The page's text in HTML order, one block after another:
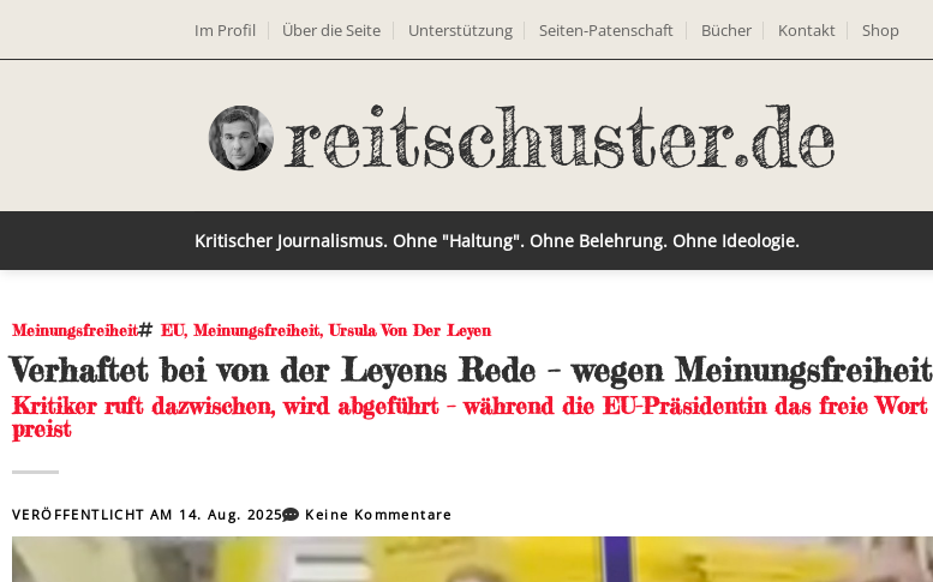
Im Profil Über die Seite Unterstützung Seiten-Patenschaft Bücher Kontakt Shop
Kritischer Journalismus. Ohne "Haltung". Ohne Belehrung. Ohne Ideologie.
Meinungsfreiheit EU, Meinungsfreiheit,Ursula Von Der Leyen
Verhaftet bei von der Leyens Rede – wegen Meinungsfreiheit
Kritiker ruft dazwischen, wird abgeführt – während die EU-Präsidentin das freie Wort
preist
VERÖFFENTLICHT AM 14. Aug. 2025 Keine Kommentare